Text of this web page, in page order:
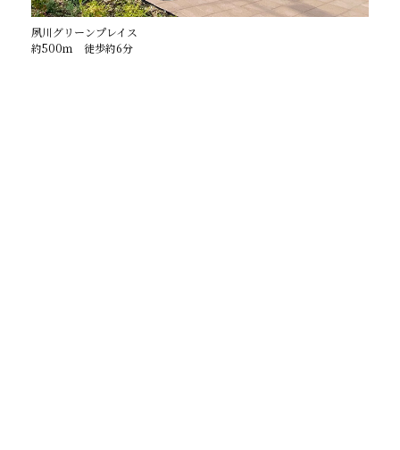
夙川グリーンプレイス
約500ｍ 徒歩約6分